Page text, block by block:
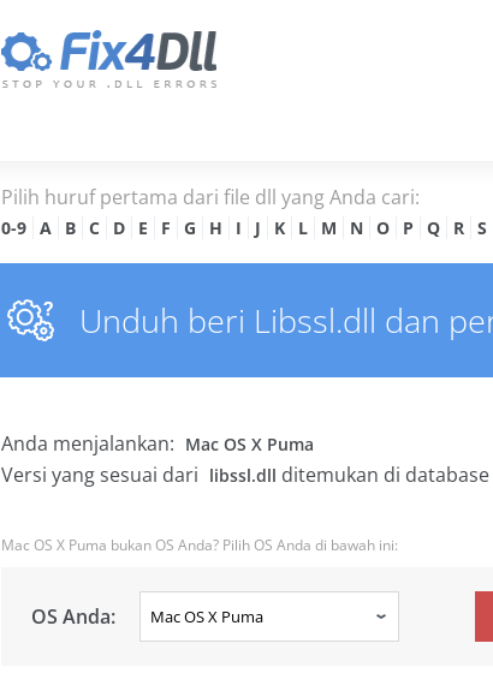
Pilih huruf pertama dari file dll yang Anda cari:
0-9 A B C D E F G H I J K L M N O P Q R S
Unduh beri Libssl.dll dan
Anda menjalankan: Mac OS X Puma
Versi yang sesuai dari libssl.dll ditemukan di database
Mac OS X Puma bukan OS Anda? Pilih OS Anda di bawah ini:
OS Anda: